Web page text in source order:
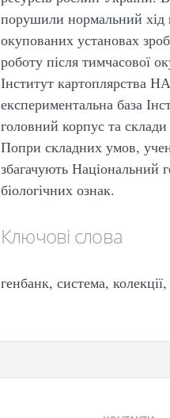
порушили нормальний хід
окупованих установах
роботу після тимчасової
Інститут картоплярства
експериментальна база
головний корпус та
Попри складних умов,
збагачують Національний
біологічних ознак.
Ключові слова
генбанк, система,